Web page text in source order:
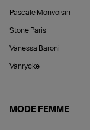
Pascale Monvoisin
Stone Paris
Vanessa Baroni
Vanrycke
MODE FEMME